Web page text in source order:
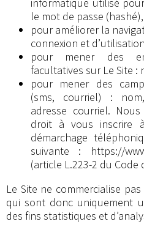
le mot de passe (hashé),
pour améliorer la
connexion et
pour mener des
facultatives sur Le Site :
pour mener des
(sms, courriel) :
adresse courriel.
droit à vous inscrire
démarchage
suivante : https://
(article L.223-2 du
Le Site ne commercialise
qui sont donc uniquement
des fins statistiques et